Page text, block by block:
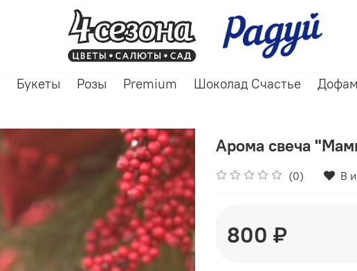
Букеты Розы Premium Шоколад Счастье
Арома свеча
(0) В
800 ₽